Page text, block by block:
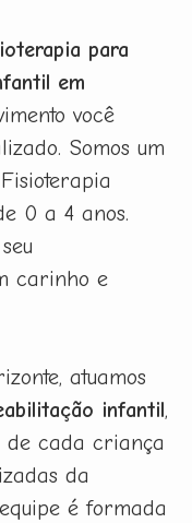
para
em
você
Somos um
0 a 4 anos.
carinho e
atuamos
infantil,
de cada criança
da
é formada